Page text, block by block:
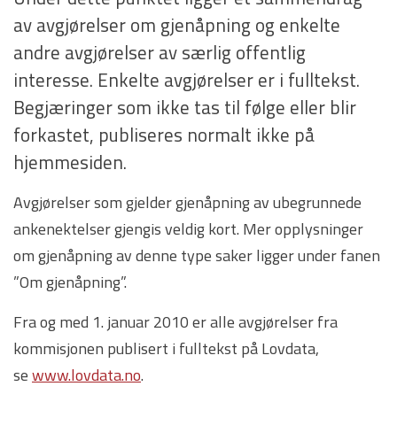
av avgjørelser om gjenåpning og enkelte
andre avgjørelser av særlig offentlig
interesse. Enkelte avgjørelser er i fulltekst.
Begjæringer som ikke tas til følge eller blir
forkastet, publiseres normalt ikke på
hjemmesiden.
Avgjørelser som gjelder gjenåpning av ubegrunnede
ankenektelser gjengis veldig kort. Mer opplysninger
om gjenåpning av denne type saker ligger under fanen
”Om gjenåpning”.
Fra og med 1. januar 2010 er alle avgjørelser fra
kommisjonen publisert i fulltekst på Lovdata,
sewww.lovdata.no.